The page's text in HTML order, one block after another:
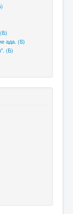
ада. (S)
(Б)